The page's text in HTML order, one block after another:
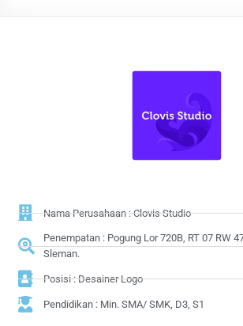
Nama Perusahaan : Clovis Studio
Penempatan : Pogung Lor 720B, RT 07 RW
Sleman.
Posisi : Desainer Logo
Pendidikan : Min. SMA/ SMK, D3, S1